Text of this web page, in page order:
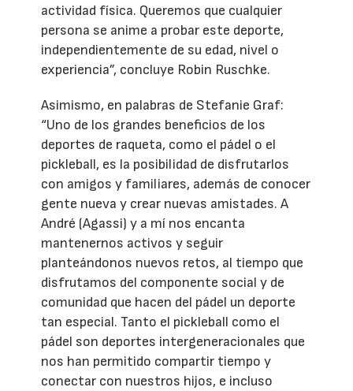
actividad física. Queremos que cualquier
persona se anime a probar este deporte,
independientemente de su edad, nivel o
experiencia”, concluye Robin Ruschke.
Asimismo, en palabras de Stefanie Graf:
“Uno de los grandes beneficios de los
deportes de raqueta, como el pádel o el
pickleball, es la posibilidad de disfrutarlos
con amigos y familiares, además de conocer
gente nueva y crear nuevas amistades. A
André (Agassi) y a mí nos encanta
mantenernos activos y seguir
planteándonos nuevos retos, al tiempo que
disfrutamos del componente social y de
comunidad que hacen del pádel un deporte
tan especial. Tanto el pickleball como el
pádel son deportes intergeneracionales que
nos han permitido compartir tiempo y
conectar con nuestros hijos, e incluso